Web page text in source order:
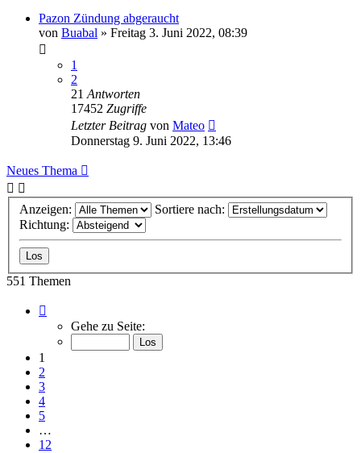
Pazon Zündung abgeraucht
von Buabal » Freitag 3. Juni 2022, 08:39
1
2
21 Antworten
17452 Zugriffe
Letzter Beitrag von Mateo
Donnerstag 9. Juni 2022, 13:46
Neues Thema
Anzeigen:
Sortiere nach:
Richtung:
551 Themen
von
Gehe zu Seite:
1
2
3
4
5
…
12